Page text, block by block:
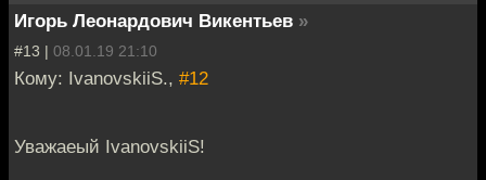
Игорь Леонардович Викентьев »
#13 | 08.01.19 21:10
Кому: IvanovskiiS., #12
Уважаеый IvanovskiiS!